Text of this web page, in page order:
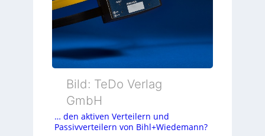
Bild: TeDo Verlag
GmbH
… den aktiven Verteilern und
Passivverteilern von Bihl+Wiedemann?